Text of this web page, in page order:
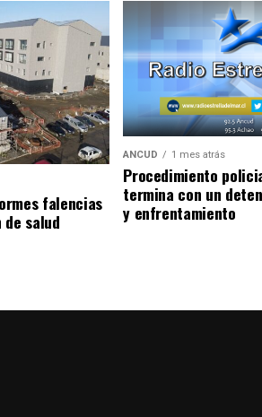
falencias
salud
ANCUD 1 mes atrás
Procedimiento
termina con un
y enfrentamiento